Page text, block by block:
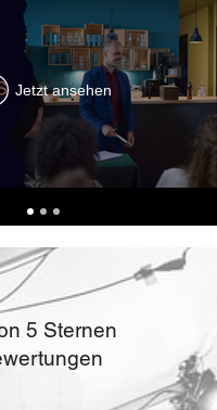
Jetzt ansehen
5 Sternen